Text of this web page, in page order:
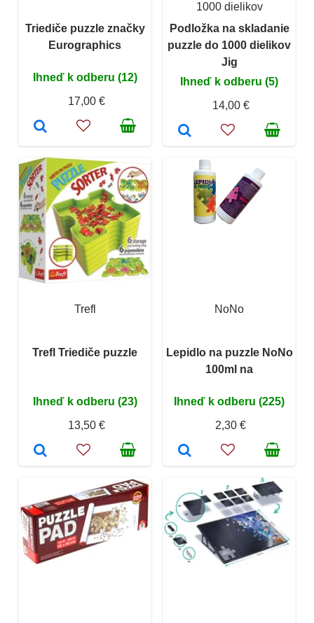
Triediče puzzle značky
Eurographics
Ihneď k odberu (12)
17,00 €
1000 dielikov
Podložka na skladanie
puzzle do 1000 dielikov
Jig
Ihneď k odberu (5)
14,00 €
Trefl
Trefl Triediče puzzle
Ihneď k odberu (23)
13,50 €
NoNo
Lepidlo na puzzle NoNo
100ml na
Ihneď k odberu (225)
2,30 €